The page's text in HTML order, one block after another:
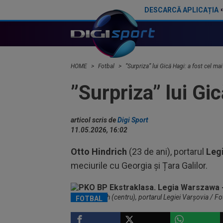
DESCARCĂ APLICAȚIA
HOME Fotbal ”Surpriza” lui Gică Hagi: a fost cel
”Surpriza” lui
articol scris deDigi Sport
11.05.2026, 16:02
Otto Hindrich (23 de ani), portarul
meciurile cu Georgia și Țara Galilor.
FOTBAL
Otto Hindrich (centru), portarul Legiei Varșovia /